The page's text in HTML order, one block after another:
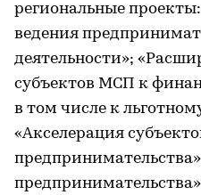
региональные
ведения
деятельности»;
субъектов МСП к
в том числе к
«Акселерация